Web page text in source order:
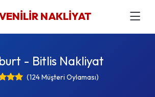
NAKLİYAT
- Bitlis Nakliyat
(124 Müşteri Oylaması)